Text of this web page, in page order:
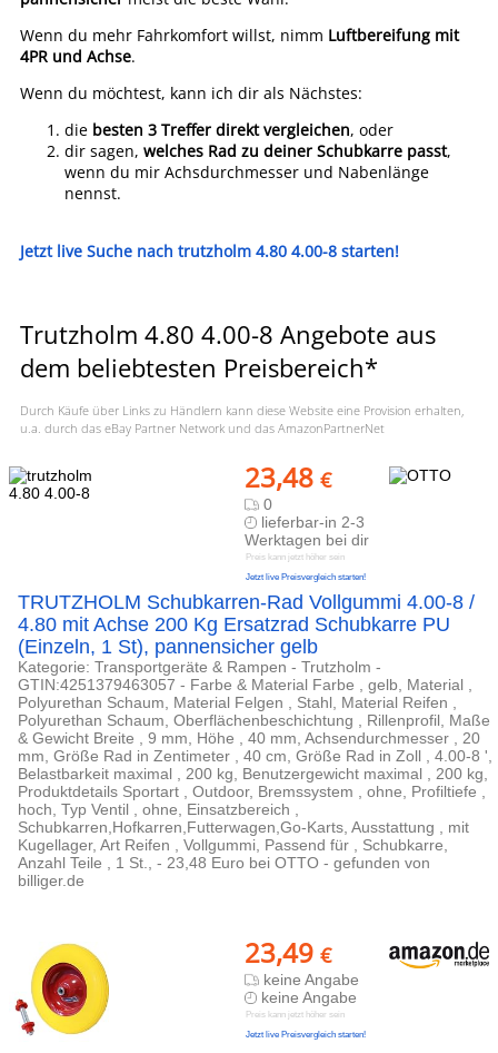
Wenn du mehr Fahrkomfort willst, nimm Luftbereifung mit
4PR und Achse.
Wenn du möchtest, kann ich dir als Nächstes:
die besten 3 Treffer direkt vergleichen, oder
dir sagen, welches Rad zu deiner Schubkarre passt,
wenn du mir Achsdurchmesser und Nabenlänge
nennst.
Jetzt live Suche nach trutzholm 4.80 4.00-8 starten!
Trutzholm 4.80 4.00-8 Angebote aus
dem beliebtesten Preisbereich*
Durch Käufe über Links zu Händlern kann diese Website eine Provision erhalten,
u.a. durch das eBay Partner Network und das AmazonPartnerNet
23,48 €
0
lieferbar-in 2-3
Werktagen bei dir
Preis kann jetzt höher sein
Jetzt live Preisvergleich starten!
TRUTZHOLM Schubkarren-Rad Vollgummi 4.00-8 /
4.80 mit Achse 200 Kg Ersatzrad Schubkarre PU
(Einzeln, 1 St), pannensicher gelb
Kategorie: Transportgeräte & Rampen - Trutzholm -
GTIN:4251379463057 - Farbe & Material Farbe , gelb, Material ,
Polyurethan Schaum, Material Felgen , Stahl, Material Reifen ,
Polyurethan Schaum, Oberflächenbeschichtung , Rillenprofil, Maße
& Gewicht Breite , 9 mm, Höhe , 40 mm, Achsendurchmesser , 20
mm, Größe Rad in Zentimeter , 40 cm, Größe Rad in Zoll , 4.00-8 ',
Belastbarkeit maximal , 200 kg, Benutzergewicht maximal , 200 kg,
Produktdetails Sportart , Outdoor, Bremssystem , ohne, Profiltiefe ,
hoch, Typ Ventil , ohne, Einsatzbereich ,
Schubkarren,Hofkarren,Futterwagen,Go-Karts, Ausstattung , mit
Kugellager, Art Reifen , Vollgummi, Passend für , Schubkarre,
Anzahl Teile , 1 St., - 23,48 Euro bei OTTO - gefunden von
billiger.de
23,49 €
keine Angabe
keine Angabe
Preis kann jetzt höher sein
Jetzt live Preisvergleich starten!